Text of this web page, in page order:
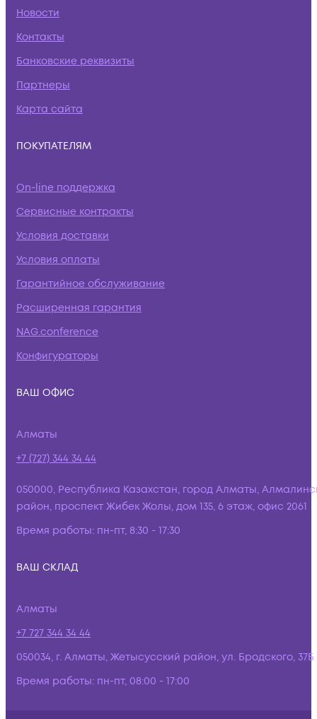
Новости
Контакты
Банковские реквизиты
Партнеры
Карта сайта
ПОКУПАТЕЛЯМ
On-line поддержка
Сервисные контракты
Условия доставки
Условия оплаты
Гарантийное обслуживание
Расширенная гарантия
NAG.conference
Конфигураторы
ВАШ ОФИС
Алматы
+7 (727) 344 34 44
050000, Республика Казахстан, город Алматы,
район, проспект Жибек Жолы, дом 135, 6 этаж, офис 2061
Время работы: пн-пт, 8:30 - 17:30
ВАШ СКЛАД
Алматы
+7 727 344 34 44
050034, г. Алматы, Жетысусский район, ул. Бродского, 37Б
Время работы: пн-пт, 08:00 - 17:00